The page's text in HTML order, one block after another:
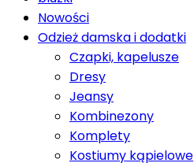
Nowości
Odzież damska i dodatki
Czapki, kapelusze
Dresy
Jeansy
Kombinezony
Komplety
Kostiumy kąpielowe